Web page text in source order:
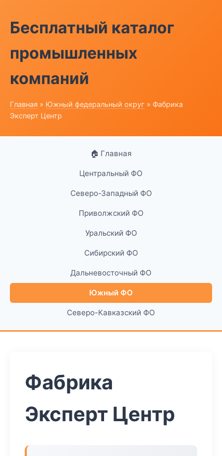
Бесплатный каталог
промышленных
компаний
Главная » Южный федеральный округ » Фабрика
Эксперт Центр
🏠 Главная
Центральный ФО
Северо-Западный ФО
Приволжский ФО
Уральский ФО
Сибирский ФО
Дальневосточный ФО
Южный ФО
Северо-Кавказский ФО
Фабрика
Эксперт Центр